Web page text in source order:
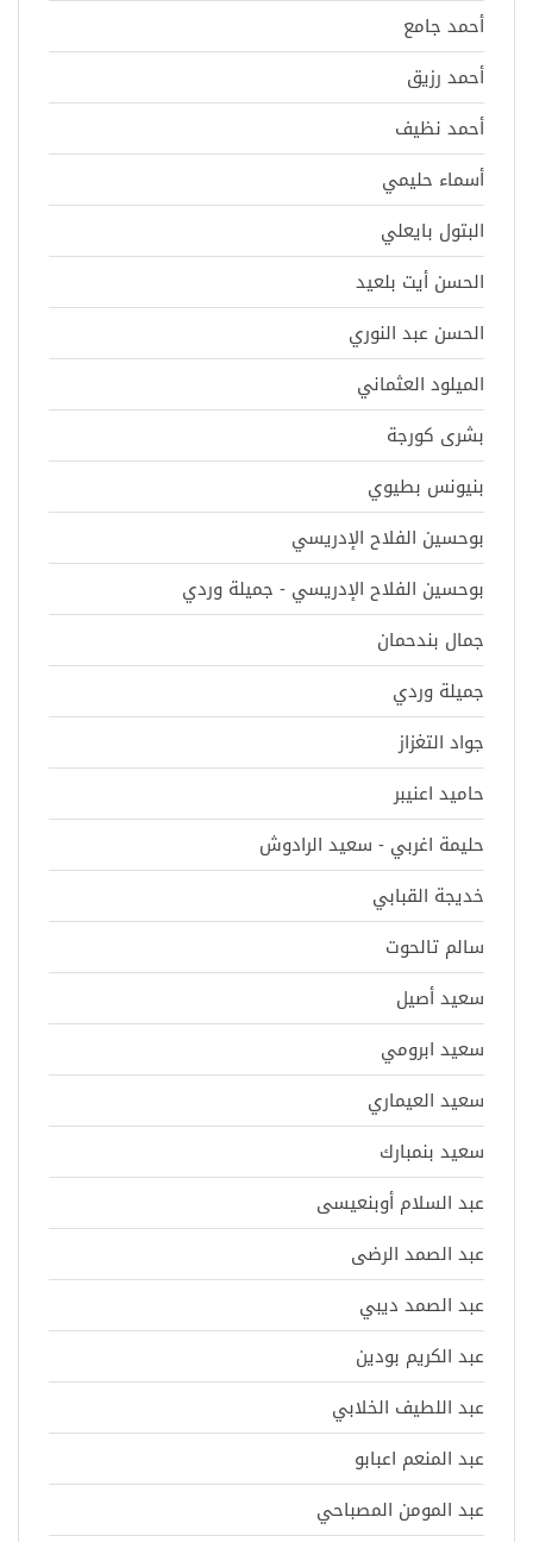
أحمد جامع
أحمد رزيق
أحمد نظيف
أسماء حليمي
البتول بايعلي
الحسن أيت بلعيد
الحسن عبد النوري
الميلود العثماني
بشرى كورجة
بنيونس بطيوي
بوحسين الفلاح الإدريسي
بوحسين الفلاح الإدريسي - جميلة وردي
جمال بندحمان
جميلة وردي
جواد التغزاز
حاميد اعنيبر
حليمة اغربي - سعيد الرادوش
خديجة القبابي
سالم تالحوت
سعيد أصيل
سعيد ابرومي
سعيد العيماري
سعيد بنمبارك
عبد السلام أوبنعيسى
عبد الصمد الرضى
عبد الصمد ديبي
عبد الكريم بودين
عبد اللطيف الخلابي
عبد المنعم اعبابو
عبد المومن المصباحي